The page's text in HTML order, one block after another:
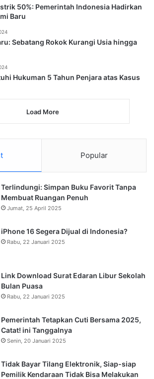
50%: Pemerintah Indonesia Hadirkan
Baru
Sebatang Rokok Kurangi Usia hingga
Hukuman 5 Tahun Penjara atas Kasus
Load More
Popular
Terlindungi: Simpan Buku Favorit Tanpa
Membuat Ruangan Penuh
Jumat, 25 April 2025
iPhone 16 Segera Dijual di Indonesia?
Rabu, 22 Januari 2025
Link Download Surat Edaran Libur Sekolah
Bulan Puasa
Rabu, 22 Januari 2025
Pemerintah Tetapkan Cuti Bersama 2025,
Catat! ini Tanggalnya
Senin, 20 Januari 2025
Tidak Bayar Tilang Elektronik, Siap-siap
Pemilik Kendaraan Tidak Bisa Melakukan